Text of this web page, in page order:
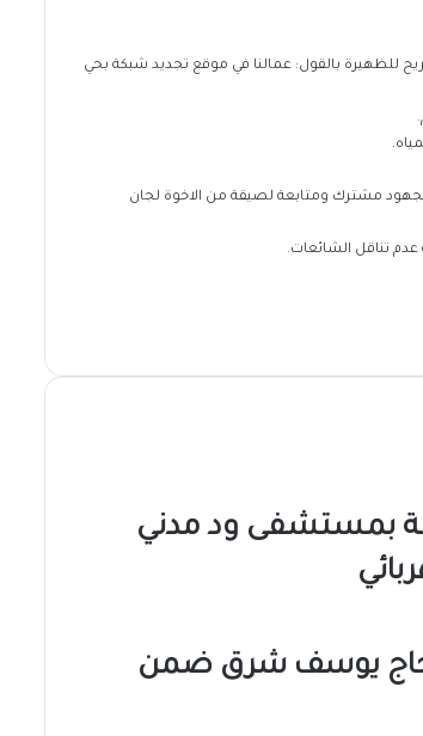
للظهيرة بالقول: عمالنا في موقع تجديد شبكة بحي
في مجهود مشترك ومتابعة لصيقة من الاخوة لجان
تناقل الشائعات.
بمستشفى ود مدني
يوسف شرق ضمن